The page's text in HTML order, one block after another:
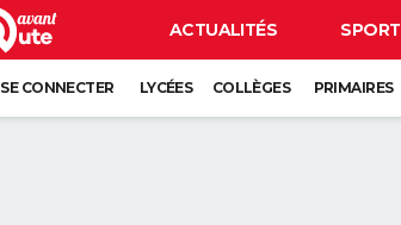
ACTUALITÉS SPORT
SE CONNECTER LYCÉES COLLÈGES PRIMAIRES